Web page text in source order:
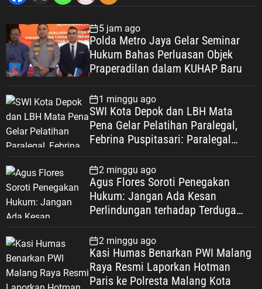
5 jam ago
Polda Metro Jaya Gelar Seminar
Hukum Bahas Perluasan Objek
Praperadilan dalam KUHAP Baru
1 minggu ago
SWI Kota Depok dan LBH Mata
Pena Gelar Pelatihan Paralegal,
Febrina Puspitasari: Paralegal
Keadilan Warga Depok
2 minggu ago
Agus Flores Soroti Penegakan
Hukum: Jangan Ada Kesan
Perlindungan terhadap Terduga
Dipertaruhkan
2 minggu ago
Kasi Humas Benarkan PWI Malang
Raya Resmi Laporkan Hotman
Paris ke Polresta Malang Kota